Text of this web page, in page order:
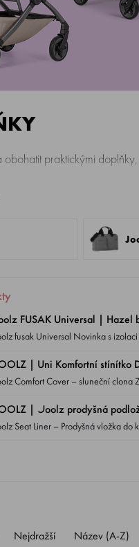
praktickými
FUSAK Universal | Hazel
Novinka s izolaci Sorona® Aura Dostupný v 6 klasických barvách Kompatibilní SE VŠEMI modely kočárků JOOLZ -
| Uni Komfortní
Cover – sluneční clona Zajišťuje dítěti klidné a chráněné prostředí v kočárku – ideální pro slunečné dny nebo situace, kdy
| Joolz prodyšná
Liner – Prodyšná vložka do kočárku Poskytuje dítěti větší pohodlí a lepší regulaci teploty díky zlepšené
Nejdražší Název (A-Z)